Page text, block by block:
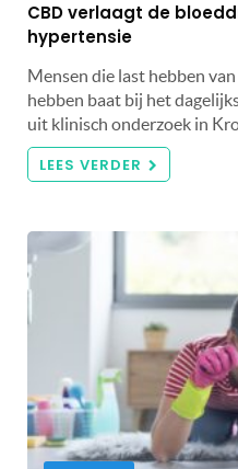
CBD verlaagt de
hypertensie
Mensen die last hebben
hebben baat bij het
uit klinisch onderzoek in
LEES VERDER